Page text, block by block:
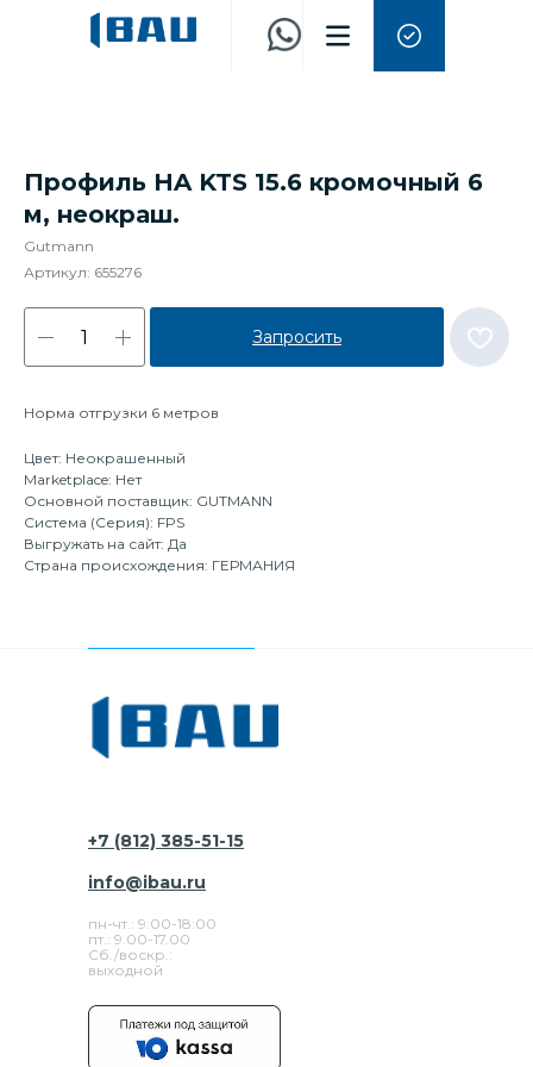
Профиль HA KTS 15.6 кромочный 6
м, неокраш.
Gutmann
Артикул: 655276
Запросить
Норма отгрузки 6 метров
Цвет: Неокрашенный
Marketplace: Нет
Основной поставщик: GUTMANN
Система (Серия): FPS
Выгружать на сайт: Да
Страна происхождения: ГЕРМАНИЯ
+7 (812) 385-51-15
пн-чт.: 9:00-18:00
пт.: 9.00-17.00
Сб./воскр.:
выходной
info@ibau.ru